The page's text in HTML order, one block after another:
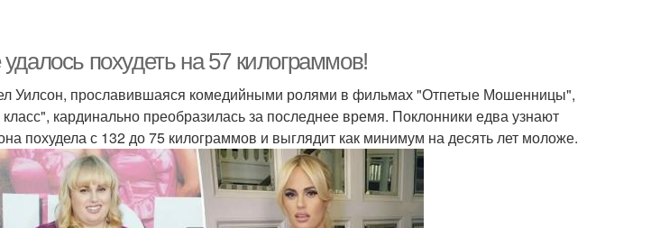
похудеть на 57 килограммов!
Уилсон, прославившаяся комедийными ролями в фильмах "Отпетые Мошенницы",
кардинально преобразилась за последнее время. Поклонники едва узнают
похудела с 132 до 75 килограммов и выглядит как минимум на десять лет моложе.